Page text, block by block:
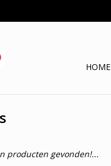
HOME
producten gevonden!...